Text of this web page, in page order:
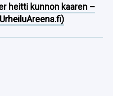
heitti kunnon kaaren –